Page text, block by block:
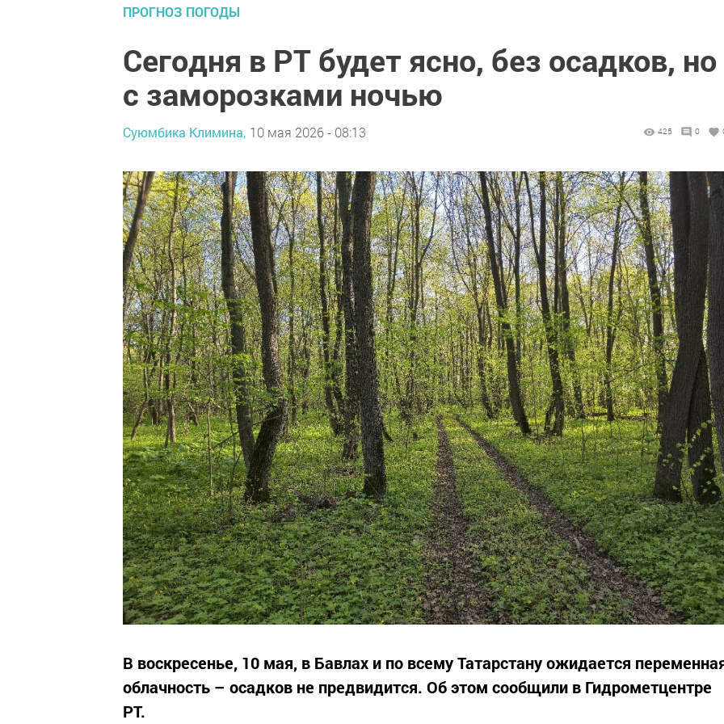
ПРОГНОЗ ПОГОДЫ
Сегодня в РТ будет ясно, без осадков, но
с заморозками ночью
Суюмбика Климина, 10 мая 2026 - 08:13 425 0
В воскресенье, 10 мая, в Бавлах и по всему Татарстану ожидается
облачность – осадков не предвидится. Об этом сообщили в Гидрометцентре
РТ.